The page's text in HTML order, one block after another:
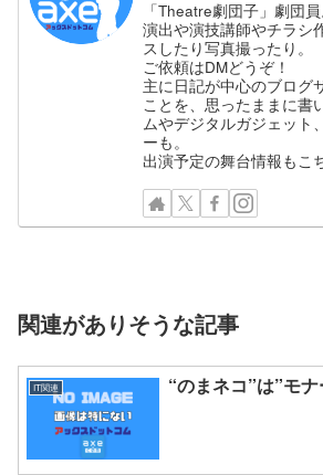
「Theatre劇団子」劇団員
演出や演技講師やチラシ
スしたり写真撮ったり。
ご依頼はDMどうぞ！
主に日記が中心のブログ
ことを、思ったままに書
ムやデジタルガジェット
ーも。
出演予定の舞台情報もこ
関連がありそうな記事
IT関連 “のまネコ”は”モ